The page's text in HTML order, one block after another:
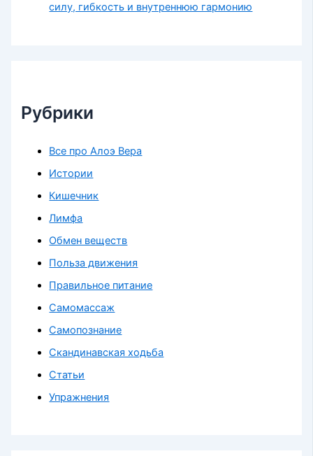
силу, гибкость и внутреннюю гармонию
Рубрики
Все про Алоэ Вера
Истории
Кишечник
Лимфа
Обмен веществ
Польза движения
Правильное питание
Самомассаж
Самопознание
Скандинавская ходьба
Статьи
Упражнения